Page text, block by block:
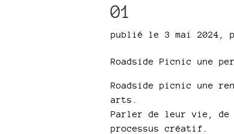
01
publié le 3 mai 2024
Roadside Picnic une
Roadside picnic une
arts.
Parler de leur vie, de
processus créatif.